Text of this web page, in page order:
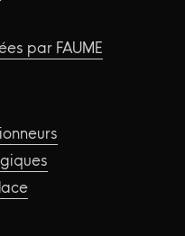
par FAUME